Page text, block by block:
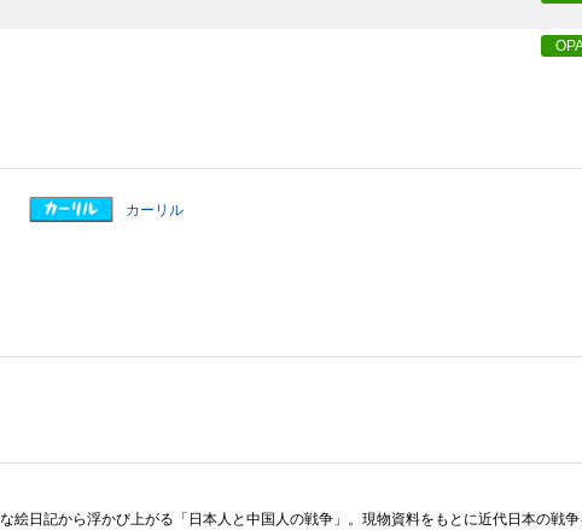
カーリル
絵日記から浮かび上がる「日本人と中国人の戦争」。現物資料をもとに近代日本の戦争